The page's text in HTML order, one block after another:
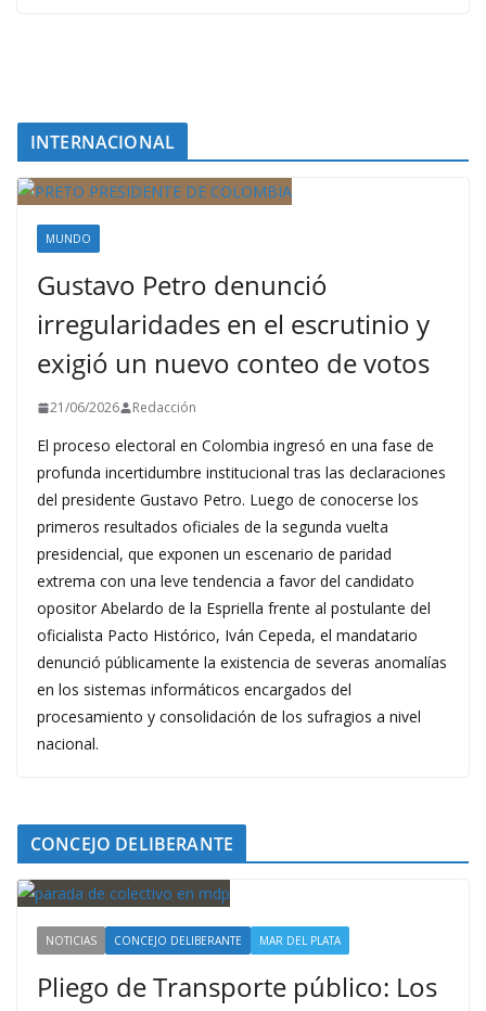
INTERNACIONAL
MUNDO
Gustavo Petro denunció
irregularidades en el escrutinio y
exigió un nuevo conteo de votos
21/06/2026 Redacción
El proceso electoral en Colombia ingresó en una fase de
profunda incertidumbre institucional tras las declaraciones
del presidente Gustavo Petro. Luego de conocerse los
primeros resultados oficiales de la segunda vuelta
presidencial, que exponen un escenario de paridad
extrema con una leve tendencia a favor del candidato
opositor Abelardo de la Espriella frente al postulante del
oficialista Pacto Histórico, Iván Cepeda, el mandatario
denunció públicamente la existencia de severas anomalías
en los sistemas informáticos encargados del
procesamiento y consolidación de los sufragios a nivel
nacional.
CONCEJO DELIBERANTE
NOTICIAS CONCEJO DELIBERANTE MAR DEL PLATA
Pliego de Transporte público: Los